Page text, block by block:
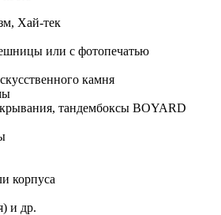
Хай-тек
или с фотопечатью
камня
тандембоксы BOYARD
корпуса
и др.